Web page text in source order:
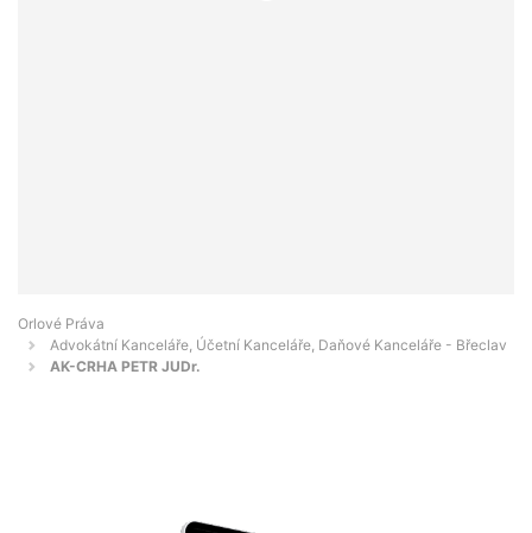
Orlové Práva
Advokátní Kanceláře, Účetní Kanceláře, Daňové Kanceláře - Břeclav
AK-CRHA PETR JUDr.